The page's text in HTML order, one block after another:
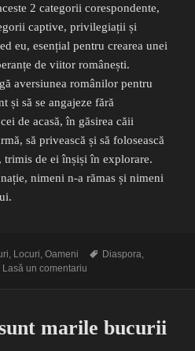
2 categorii corespondente,
captive, privilegiații și
eu, esențial pentru crearea unei
de viitor românești.
aversiunea românilor pentru
și să se angajeze fără
de acasă, în găsirea căii
să privească și să folosească
trimis de ei înșiși în explorare.
nimeni n-a rămas și nimeni
Locuri ,Oameni Etichete
Diaspora
Lasă un comentariu
marile bucurii